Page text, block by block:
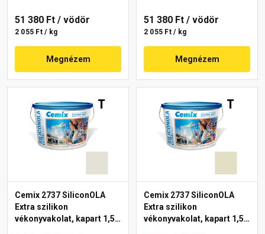
51 380 Ft / vödör
2 055 Ft / kg
Megnézem
51 380 Ft / vödör
2 055 Ft / kg
Megnézem
Cemix 2737 SiliconOLA
Extra szilikon
vékonyvakolat, kapart 1,5
Cemix 2737 SiliconOLA
Extra szilikon
vékonyvakolat, kapart 1,5